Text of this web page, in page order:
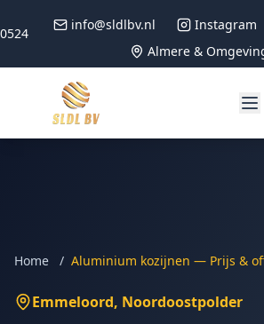
info@sldlbv.nl Instagram
Almere &
Home / Aluminium kozijnen — Prijs &
Emmeloord, Noordoostpolder